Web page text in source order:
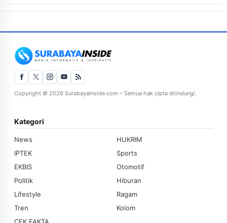
Copyright © 2026 SurabayaInside.com – Semua hak cipta dilindungi.
Kategori
News
HUKRIM
IPTEK
Sports
EKBIS
Otomotif
Politik
Hiburan
Lifestyle
Ragam
Tren
Kolom
CEK FAKTA